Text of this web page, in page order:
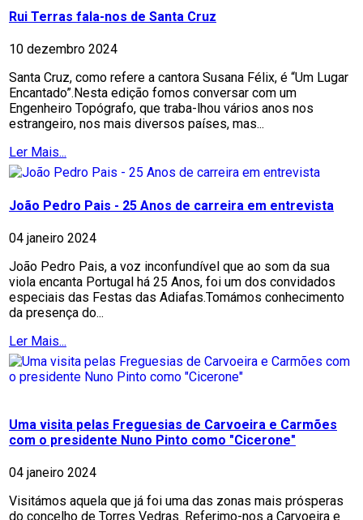
Rui Terras fala-nos de Santa Cruz
10 dezembro 2024
Santa Cruz, como refere a cantora Susana Félix, é “Um Lugar
Encantado”.Nesta edição fomos conversar com um
Engenheiro Topógrafo, que traba-lhou vários anos nos
estrangeiro, nos mais diversos países, mas...
Ler Mais...
João Pedro Pais - 25 Anos de carreira em entrevista
04 janeiro 2024
João Pedro Pais, a voz inconfundível que ao som da sua
viola encanta Portugal há 25 Anos, foi um dos convidados
especiais das Festas das Adiafas.Tomámos conhecimento
da presença do...
Ler Mais...
Uma visita pelas Freguesias de Carvoeira e Carmões
com o presidente Nuno Pinto como "Cicerone"
04 janeiro 2024
Visitámos aquela que já foi uma das zonas mais prósperas
do concelho de Torres Vedras. Referimo-nos a Carvoeira e